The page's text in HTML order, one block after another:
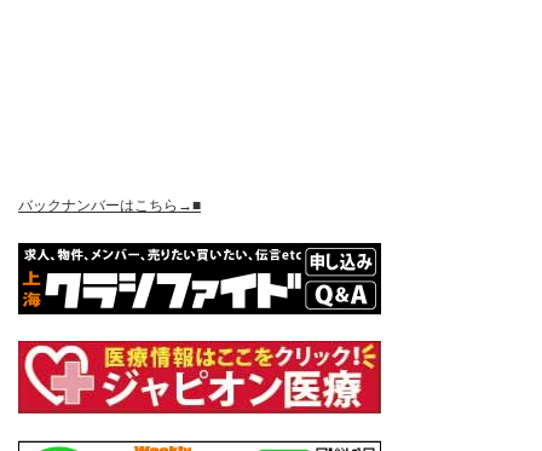
バックナンバーはこちら→■